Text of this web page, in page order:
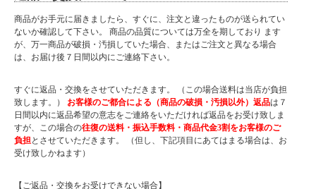
商品がお手元に届きましたら、すぐに、注文と違ったものが送られてい
ないか確認して下さい。 商品の品質については万全を期しており ます
が、万一商品が破損・汚損していた場合、またはご注文と異なる場合
は、お届け後７日間以内にご連絡下さい。
すぐに返品・交換をさせていただきます。 （この場合送料は当店が負担
致します。） お客様のご都合による（商品の破損・汚損以外）返品は７
日間以内に返品希望の意志をご連絡をいただければ返品をお受け致しま
すが、この場合の往復の送料・振込手数料・商品代金3割をお客様のご
負担とさせていただきます。 （但し、下記項目にあてはまる場合は、お
受け致しかねます）
【ご返品・交換をお受けできない場合】